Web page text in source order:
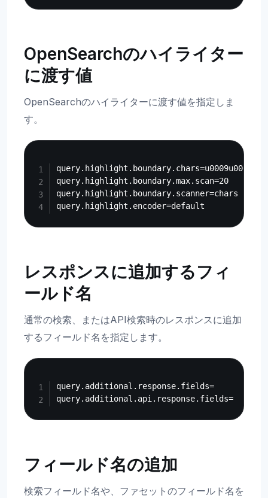
OpenSearchのハイライター
に渡す値
OpenSearchのハイライターに渡す値を指定しま
す。
query.highlight.boundary.max.scan=20
query.highlight.boundary.scanner=chars
レスポンスに追加するフィ
ールド名
通常の検索、またはAPI検索時のレスポンスに追加
するフィールド名を指定します。
query.additional.response.fields=
フィールド名の追加
検索フィールド名や、ファセットのフィールド名を